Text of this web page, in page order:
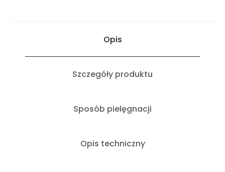
Opis
Szczegóły produktu
Sposób pielęgnacji
Opis techniczny